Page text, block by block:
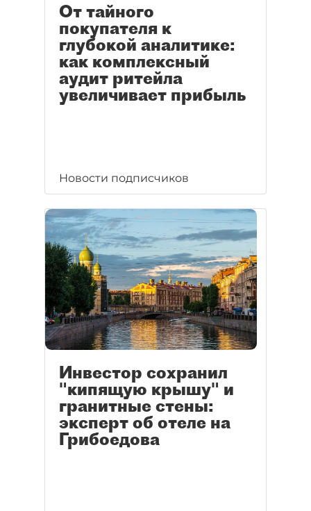
От тайного
покупателя к
глубокой аналитике:
как комплексный
аудит ритейла
увеличивает прибыль
Новости подписчиков
Инвестор сохранил
"кипящую крышу" и
гранитные стены:
эксперт об отеле на
Грибоедова